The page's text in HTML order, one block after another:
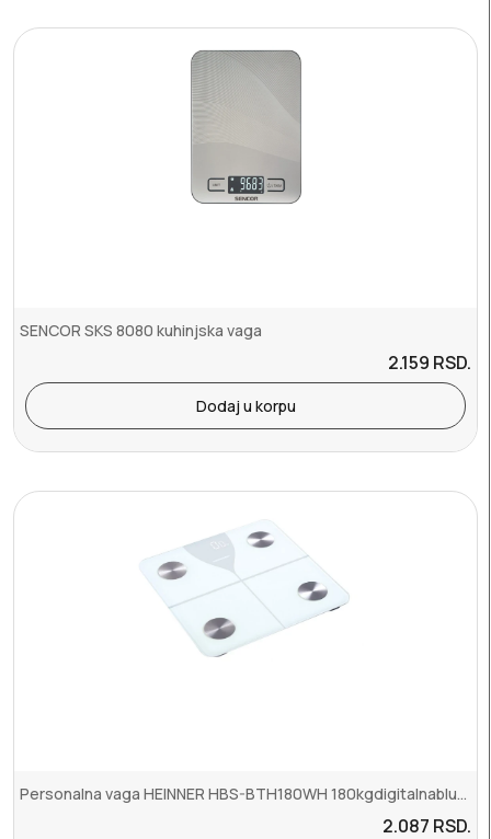
SENCOR SKS 8080 kuhinjska vaga
2.159 RSD.
Dodaj u korpu
Personalna vaga HEINNER HBS-BTH180WH 180kgdigitalnabluetooth
2.087 RSD.